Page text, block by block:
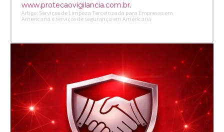
www.protecaovigilancia.com.br.
Artigo: Serviços de Limpeza Terceirizada para Empresas em
Americana e serviços de segurança em Americana